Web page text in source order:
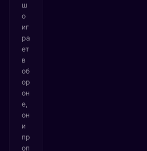
ш
о
иг
ра
ет
в
об
ор
он
е,
он
и
пр
оп